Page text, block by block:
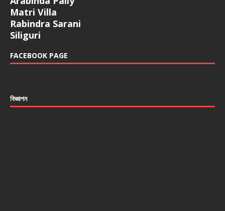
Matri Villa
Rabindra Sarani
Siliguri
FACEBOOK PAGE
বিজ্ঞাপন